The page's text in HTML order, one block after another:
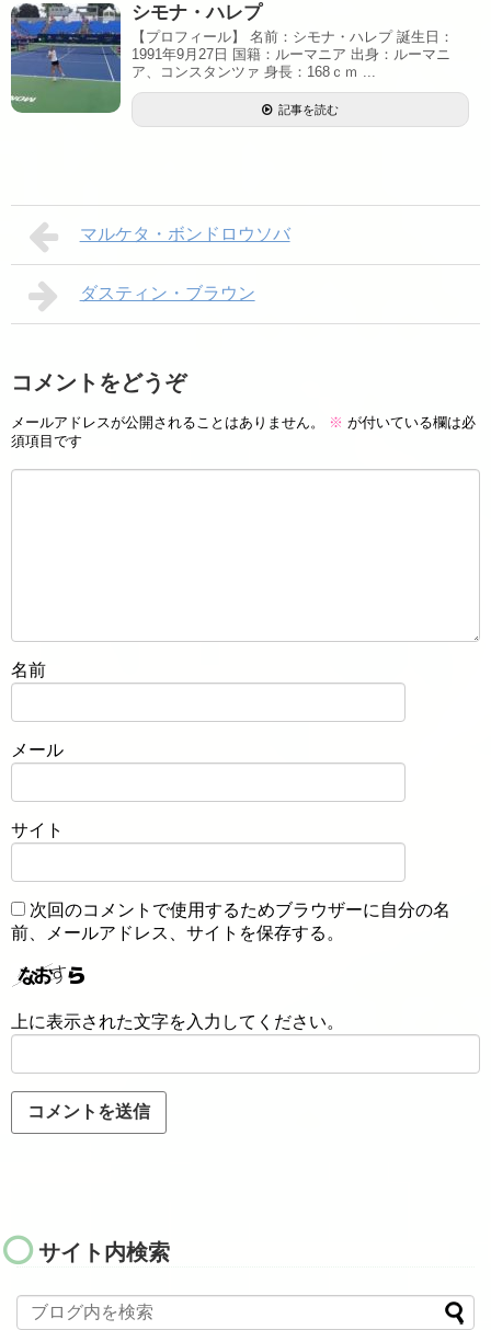
シモナ・ハレプ
【プロフィール】 名前：シモナ・ハレプ 誕生日：
1991年9月27日 国籍：ルーマニア 出身：ルーマニ
ア、コンスタンツァ 身長：168ｃｍ ...
記事を読む
マルケタ・ボンドロウソバ
ダスティン・ブラウン
コメントをどうぞ
メールアドレスが公開されることはありません。 ※ が付いている欄は必
須項目です
名前
メール
サイト
次回のコメントで使用するためブラウザーに自分の名
前、メールアドレス、サイトを保存する。
上に表示された文字を入力してください。
サイト内検索